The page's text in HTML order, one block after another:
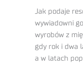
Jak podaje
wywiadowni
wyrobów z
gdy rok i dwa
a w latach